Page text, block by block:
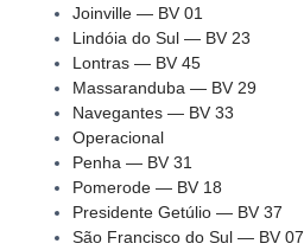
Joinville — BV 01
Lindóia do Sul — BV 23
Lontras — BV 45
Massaranduba — BV 29
Navegantes — BV 33
Operacional
Penha — BV 31
Pomerode — BV 18
Presidente Getúlio — BV 37
São Francisco do Sul — BV 07